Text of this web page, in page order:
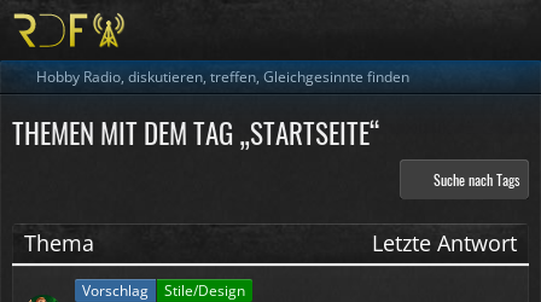
Hobby Radio, diskutieren, treffen, Gleichgesinnte finden
THEMEN MIT DEM TAG „STARTSEITE“
Suche nach Tags
Thema Letzte Antwort
Vorschlag Stile/Design